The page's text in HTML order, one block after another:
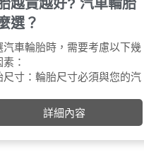
紋：由星形、閃電
成，可有效將水從
高濕地抓地力和制
落過彎設計：胎肩
設計，提升接地面
操控性佳
舒適性佳
MC7導入
越貴越好? 汽車輪胎
選？
汽車輪胎時，需要考慮以下幾
：
尺寸：輪胎尺寸必須與您的汽
板上的標籤、車主手冊或目前
輪胎的胎邊來找到此資訊。
詳細內容